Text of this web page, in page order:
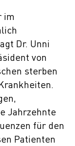
im
Dr. Unni
von
sterben
Jahrzehnte
für den
Patienten